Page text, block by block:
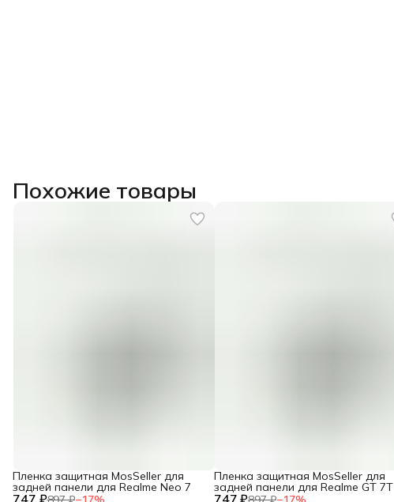
Похожие товары
Пленка защитная MosSeller для
задней панели для Realme Neo 7
Пленка защитная MosSeller для
задней панели для Realme GT 7T